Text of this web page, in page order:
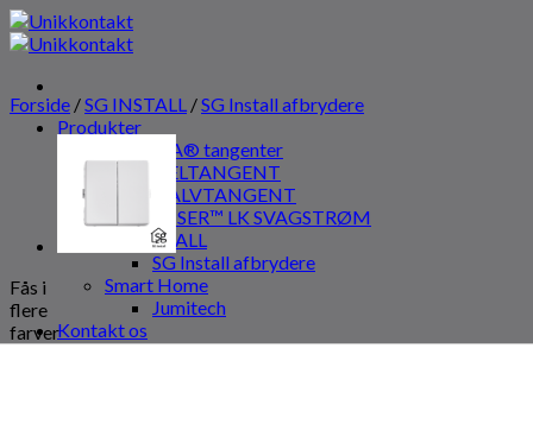
Fortsæt
til
Produkter
LK FUGA® tangenter
HELTANGENT
HALVTANGENT
WISER™ LK SVAGSTRØM
SG INSTALL
SG Install afbrydere
Smart Home
Jumitech
Kontakt os
Om os
Forside /SG INSTALL /SG Install afbrydere
Fås i
flere
farver